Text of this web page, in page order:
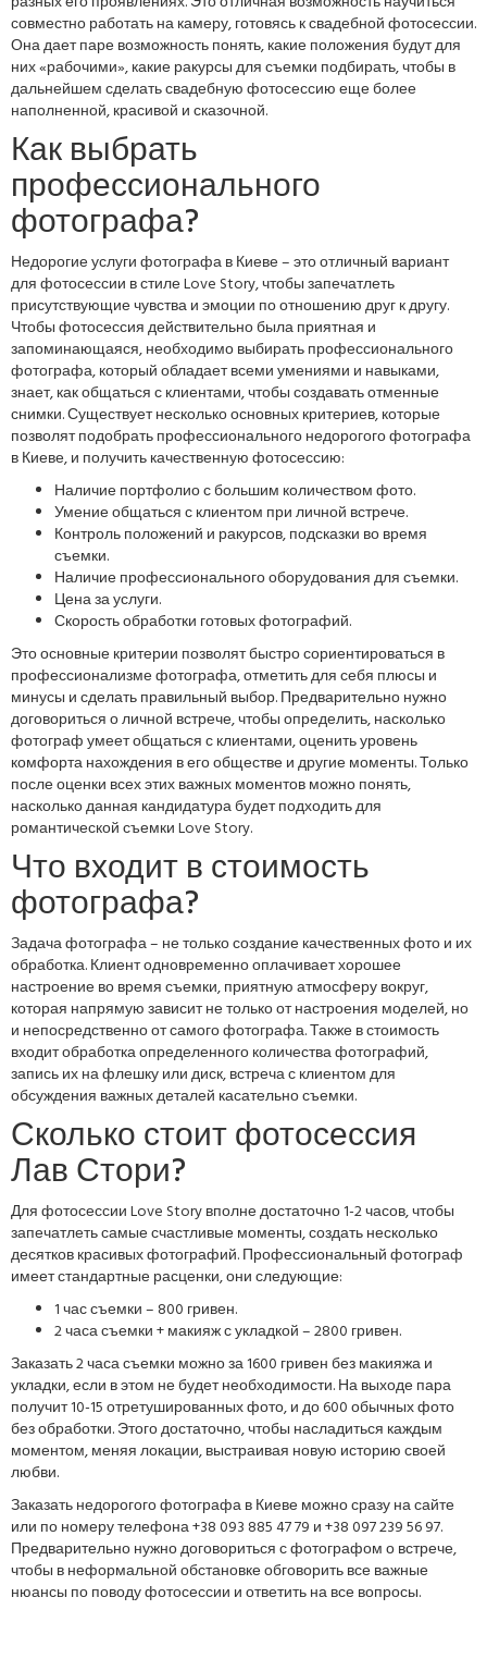
совместно работать на камеру, готовясь к свадебной фотосессии.
Она дает паре возможность понять, какие положения будут для
них «рабочими», какие ракурсы для съемки подбирать, чтобы в
дальнейшем сделать свадебную фотосессию еще более
наполненной, красивой и сказочной.
Как выбрать
профессионального
фотографа?
Недорогие услуги фотографа в Киеве – это отличный вариант
для фотосессии в стиле Love Story, чтобы запечатлеть
присутствующие чувства и эмоции по отношению друг к другу.
Чтобы фотосессия действительно была приятная и
запоминающаяся, необходимо выбирать профессионального
фотографа, который обладает всеми умениями и навыками,
знает, как общаться с клиентами, чтобы создавать отменные
снимки. Существует несколько основных критериев, которые
позволят подобрать профессионального недорогого фотографа
в Киеве, и получить качественную фотосессию:
Наличие портфолио с большим количеством фото.
Умение общаться с клиентом при личной встрече.
Контроль положений и ракурсов, подсказки во время
съемки.
Наличие профессионального оборудования для съемки.
Цена за услуги.
Скорость обработки готовых фотографий.
Это основные критерии позволят быстро сориентироваться в
профессионализме фотографа, отметить для себя плюсы и
минусы и сделать правильный выбор. Предварительно нужно
договориться о личной встрече, чтобы определить, насколько
фотограф умеет общаться с клиентами, оценить уровень
комфорта нахождения в его обществе и другие моменты. Только
после оценки всех этих важных моментов можно понять,
насколько данная кандидатура будет подходить для
романтической съемки Love Story.
Что входит в стоимость
фотографа?
Задача фотографа – не только создание качественных фото и их
обработка. Клиент одновременно оплачивает хорошее
настроение во время съемки, приятную атмосферу вокруг,
которая напрямую зависит не только от настроения моделей, но
и непосредственно от самого фотографа. Также в стоимость
входит обработка определенного количества фотографий,
запись их на флешку или диск, встреча с клиентом для
обсуждения важных деталей касательно съемки.
Сколько стоит фотосессия
Лав Стори?
Для фотосессии Love Story вполне достаточно 1-2 часов, чтобы
запечатлеть самые счастливые моменты, создать несколько
десятков красивых фотографий. Профессиональный фотограф
имеет стандартные расценки, они следующие:
1 час съемки – 800 гривен.
2 часа съемки + макияж с укладкой – 2800 гривен.
Заказать 2 часа съемки можно за 1600 гривен без макияжа и
укладки, если в этом не будет необходимости. На выходе пара
получит 10-15 отретушированных фото, и до 600 обычных фото
без обработки. Этого достаточно, чтобы насладиться каждым
моментом, меняя локации, выстраивая новую историю своей
любви.
Заказать недорогого фотографа в Киеве можно сразу на сайте
или по номеру телефона +38 093 885 47 79 и +38 097 239 56 97.
Предварительно нужно договориться с фотографом о встрече,
чтобы в неформальной обстановке обговорить все важные
нюансы по поводу фотосессии и ответить на все вопросы.